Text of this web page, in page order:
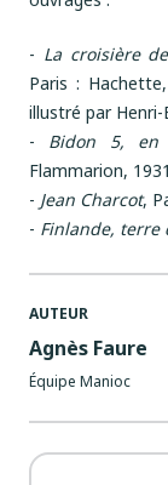
- La croisière
Paris :
illustré par Henri-
- Bidon 5, en
Flammarion,
- Jean Charcot,
- Finlande, terre
AUTEUR
Agnès Faure
Équipe Manioc